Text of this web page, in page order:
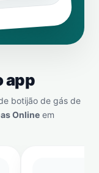
app
botijão de gás de
Online em